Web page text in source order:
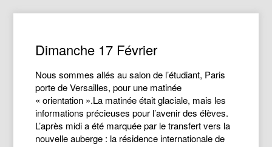
Dimanche 17 Février
Nous sommes allés au salon de l’étudiant, Paris
porte de Versailles, pour une matinée
« orientation ».La matinée était glaciale, mais les
informations précieuses pour l’avenir des élèves.
L’après midi a été marquée par le transfert vers la
nouvelle auberge : la résidence internationale de